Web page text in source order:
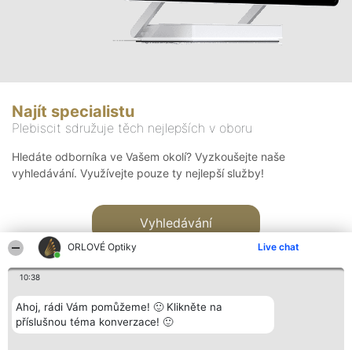
ORLOVÉ Optiky Live chat
10:38
Ahoj, rádi Vám pomůžeme! 🙂 Klikněte na
příslušnou téma konverzace! 🙂
Najít specialistu
Plebiscit sdružuje těch nejlepších v oboru
Hledáte odborníka ve Vašem okolí? Vyzkoušejte naše
vyhledávání. Využívejte pouze ty nejlepší služby!
Vyhledávání